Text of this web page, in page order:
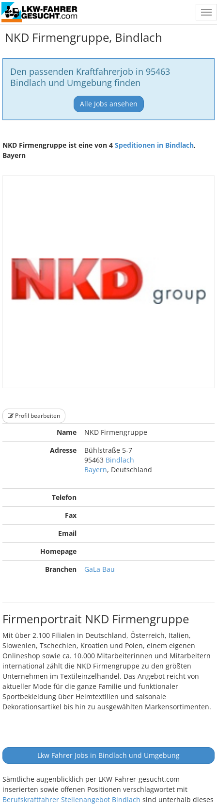
NKD Firmengruppe, Bindlach
Den passenden Kraftfahrerjob in 95463
Bindlach und Umgebung finden
Alle Jobs ansehen
NKD Firmengruppe ist eine von 4 Speditionen in Bindlach,
Bayern
Profil bearbeiten
Name
NKD Firmengruppe
Adresse
Bühlstraße 5-7
95463 Bindlach
Bayern, Deutschland
Telefon
Fax
Email
Homepage
Branchen
GaLa Bau
Firmenportrait NKD Firmengruppe
Mit über 2.100 Filialen in Deutschland, Österreich, Italien,
Slowenien, Tschechien, Kroatien und Polen, einem eigenen
Onlineshop sowie ca. 10.000 Mitarbeiterinnen und Mitarbeitern
international zählt die NKD Firmengruppe zu den größten
Unternehmen im Textileinzelhandel. Das Angebot reicht von
aktueller Mode für die ganze Familie und funktionaler
Sportbekleidung über Heimtextilien und saisonale
Dekorationsartikel bis hin zu ausgewählten Markensortimenten.
Lkw Fahrer Jobs in Bindlach und Umgebung
Sämtliche augenblicklich per LKW-Fahrer-gesucht.com
inserierten sowie offenen Positionen verschlagwortet mit
Berufskraftfahrer Stellenangebot Bindlach sind unterhalb dieses